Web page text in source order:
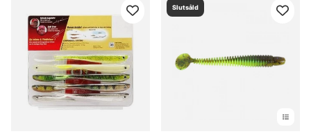
Slutsåld